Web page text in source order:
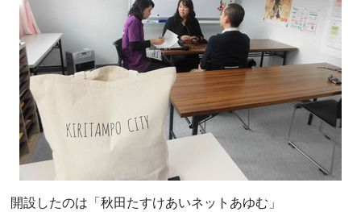
開設したのは「秋田たすけあいネットあゆむ」